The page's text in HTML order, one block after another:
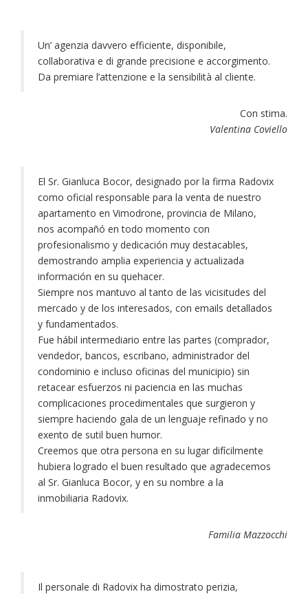
Un’ agenzia davvero efficiente, disponibile,
collaborativa e di grande precisione e accorgimento.
Da premiare l’attenzione e la sensibilità al cliente.
Con stima.
Valentina Coviello
El Sr. Gianluca Bocor, designado por la firma Radovix
como oficial responsable para la venta de nuestro
apartamento en Vimodrone, provincia de Milano,
nos acompañó en todo momento con
profesionalismo y dedicación muy destacables,
demostrando amplia experiencia y actualizada
información en su quehacer.
Siempre nos mantuvo al tanto de las vicisitudes del
mercado y de los interesados, con emails detallados
y fundamentados.
Fue hábil intermediario entre las partes (comprador,
vendedor, bancos, escribano, administrador del
condominio e incluso oficinas del municipio) sin
retacear esfuerzos ni paciencia en las muchas
complicaciones procedimentales que surgieron y
siempre haciendo gala de un lenguaje refinado y no
exento de sutil buen humor.
Creemos que otra persona en su lugar difícilmente
hubiera logrado el buen resultado que agradecemos
al Sr. Gianluca Bocor, y en su nombre a la
inmobiliaria Radovix.
Familia Mazzocchi
Il personale di Radovix ha dimostrato perizia,